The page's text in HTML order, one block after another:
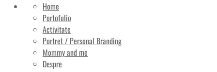
Home
Portofolio
Activitate
Portret / Personal Branding
Mommy and me
Despre